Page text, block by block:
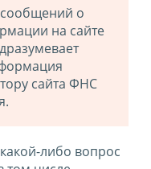
о
на сайте
сайта ФНС
либо вопрос